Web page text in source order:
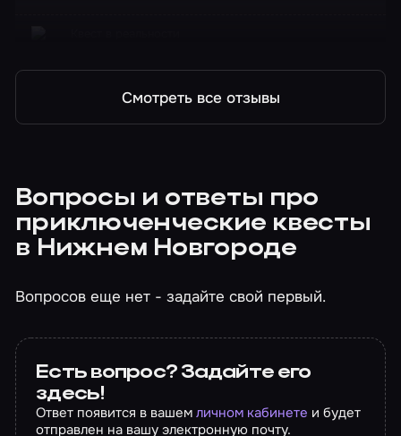
Смотреть все отзывы
Вопросы и ответы про
приключенческие квесты
в Нижнем Новгороде
Вопросов еще нет - задайте свой первый.
Есть вопрос? Задайте его
здесь!
Ответ появится в вашемличном кабинете и будет
отправлен на вашу электронную почту.